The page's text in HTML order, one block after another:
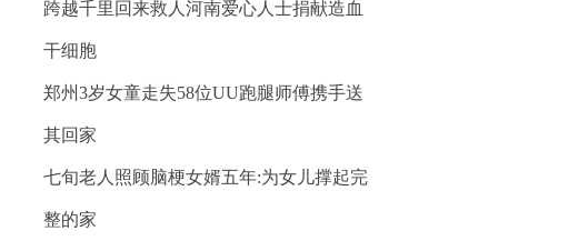
跨越千里回来救人河南爱心人士捐献造血
干细胞
郑州3岁女童走失58位UU跑腿师傅携手送
其回家
七旬老人照顾脑梗女婿五年:为女儿撑起完
整的家